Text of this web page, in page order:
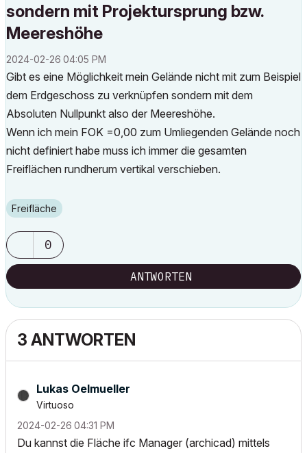
sondern mit Projektursprung bzw.
Meereshöhe
‎2024-02-26 04:05 PM
Gibt es eine Möglichkeit mein Gelände nicht mit zum Beispiel
dem Erdgeschoss zu verknüpfen sondern mit dem
Absoluten Nullpunkt also der Meereshöhe.
Wenn ich mein FOK =0,00 zum Umliegenden Gelände noch
nicht definiert habe muss ich immer die gesamten
Freiflächen rundherum vertikal verschieben.
Freifläche
0
ANTWORTEN
3 ANTWORTEN
Lukas Oelmueller
Virtuoso
‎2024-02-26 04:31 PM
Du kannst die Fläche ifc Manager (archicad) mittels